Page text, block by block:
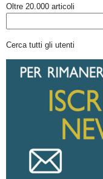
Oltre 20.000 articoli
Cerca tutti gli utenti